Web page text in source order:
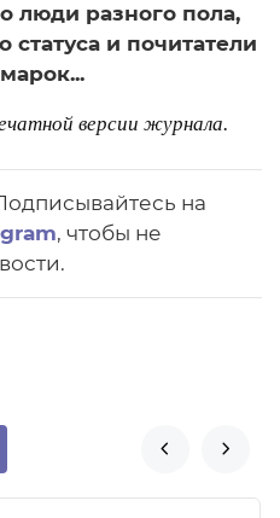
люди разного пола,
статуса и почитатели
версии журнала.
на
, чтобы не
 